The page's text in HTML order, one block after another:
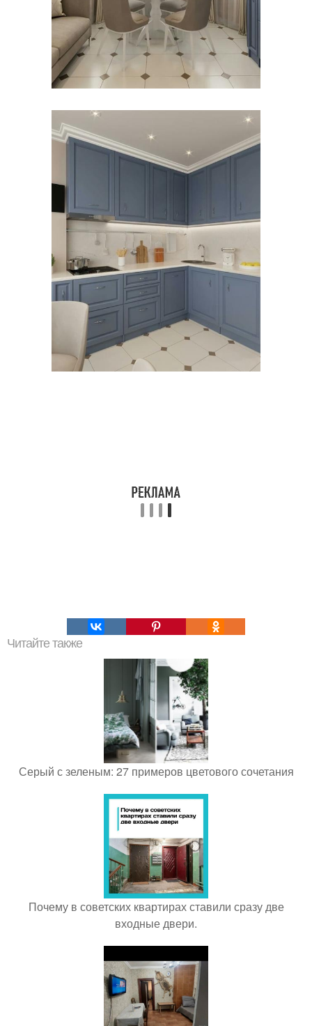
Читайте также
Серый с зеленым: 27 примеров цветового сочетания
Почему в советских квартирах ставили сразу две
входные двери.